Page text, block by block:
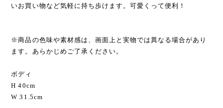
いお買い物など気軽に持ち歩けます。可愛くって便利！
※商品の色味や素材感は、画面上と実物では異なる場合があり
ます。あらかじめご了承ください。
ボディ
H 40cm
W 31.5cm